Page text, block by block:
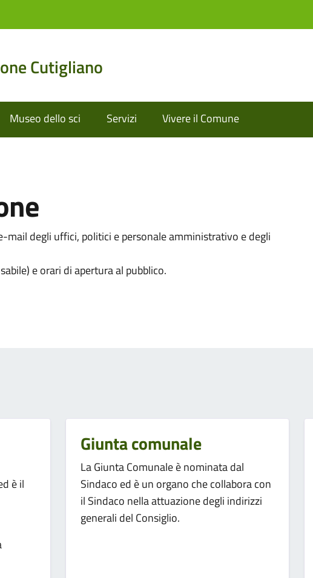
Cutigliano
Museo dello sci Servizi Vivere il Comune
degli uffici, politici e personale amministrativo e degli
e orari di apertura al pubblico.
è il
Giunta comunale
La Giunta Comunale è nominata dal
Sindaco ed è un organo che collabora con
il Sindaco nella attuazione degli indirizzi
generali del Consiglio.